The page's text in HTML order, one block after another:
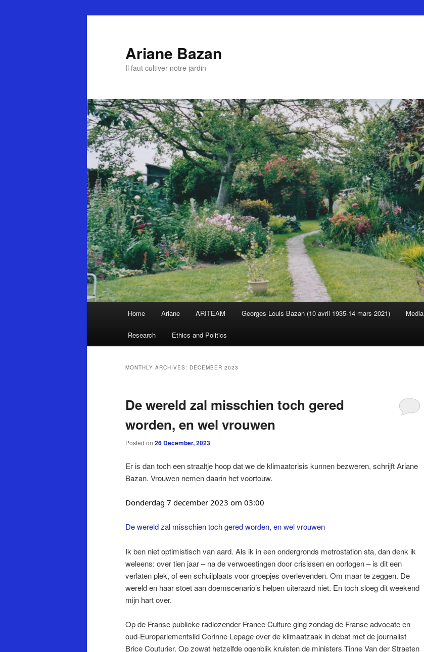
Ariane Bazan
Il faut cultiver notre jardin
Skip
to
primary
Skip
to
secondary
Home Ariane ARITEAM Georges Louis Bazan (10 avril 1935-14 mars 2021) Media
Research Ethics and Politics
MONTHLY ARCHIVES: DECEMBER 2023
De wereld zal misschien toch gered
worden, en wel vrouwen
Posted on 26 December, 2023
Er is dan toch een straaltje hoop dat we de klimaatcrisis kunnen bezweren, schrijft Ariane
Bazan. Vrouwen nemen daarin het voortouw.
Donderdag 7 december 2023 om 03:00
De wereld zal misschien toch gered worden, en wel vrouwen
Ik ben niet optimistisch van aard. Als ik in een ondergronds metrostation sta, dan denk ik
weleens: over tien jaar – na de verwoestingen door crisissen en oorlogen – is dit een
verlaten plek, of een schuilplaats voor groepjes overlevenden. Om maar te zeggen. De
wereld en haar stoet aan doemscenario’s helpen uiteraard niet. En toch sloeg dit weekend
mijn hart over.
Op de Franse publieke radiozender France Culture ging zondag de Franse advocate en
oud-Europarlementslid ­Corinne Lepage over de klimaatzaak in debat met de journalist
Brice Couturier. Op zowat hetzelfde ogenblik kruisten de ministers Tinne Van der Straeten